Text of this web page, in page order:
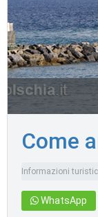
Come
Informazioni
WhatsApp